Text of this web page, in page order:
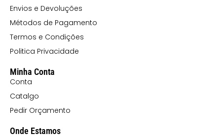
Envios e Devoluções
Métodos de Pagamento
Termos e Condições
Politica Privacidade
Minha Conta
Conta
Catalgo
Pedir Orçamento
Onde Estamos